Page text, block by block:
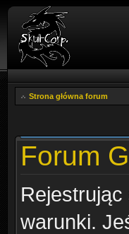
Strona główna forum
Forum
warunki.